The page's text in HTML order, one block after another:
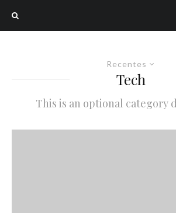
Recentes
Tech
This is an optional category